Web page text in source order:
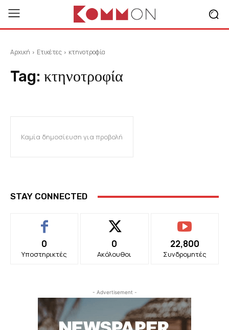
Αρχική Ετικέτες κτηνοτροφία
Tag: κτηνοτροφία
Καμία δημοσίευση για προβολή
STAY CONNECTED
0
Υποστηρικτές
0
Ακόλουθοι
22,800
Συνδρομητές
- Advertisement -